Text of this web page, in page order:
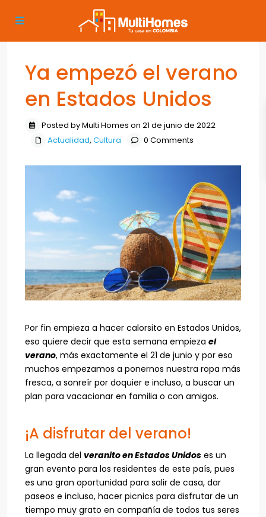
Ya empezó el verano
en Estados Unidos
Posted by Multi Homes on 21 de junio de 2022
Actualidad, Cultura 0 Comments
Por fin empieza a hacer calorsito en Estados Unidos,
eso quiere decir que esta semana empieza el
verano, más exactamente el 21 de junio y por eso
muchos empezamos a ponernos nuestra ropa más
fresca, a sonreír por doquier e incluso, a buscar un
plan para vacacionar en familia o con amigos.
¡A disfrutar del verano!
La llegada del veranito en Estados Unidos es un
gran evento para los residentes de este país, pues
es una gran oportunidad para salir de casa, dar
paseos e incluso, hacer picnics para disfrutar de un
tiempo muy grato en compañía de todos tus seres